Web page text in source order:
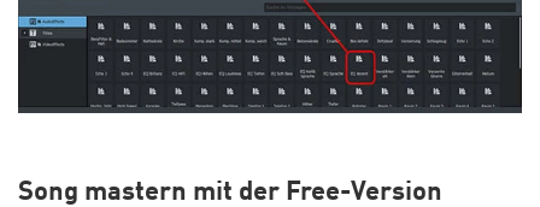
Song mastern mit der Free-Version